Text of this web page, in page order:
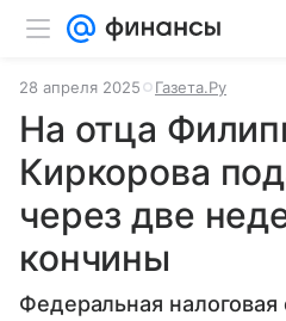
28 апреля 2025 Газета.Ру
На отца
Киркорова
через две
кончины
Федеральная